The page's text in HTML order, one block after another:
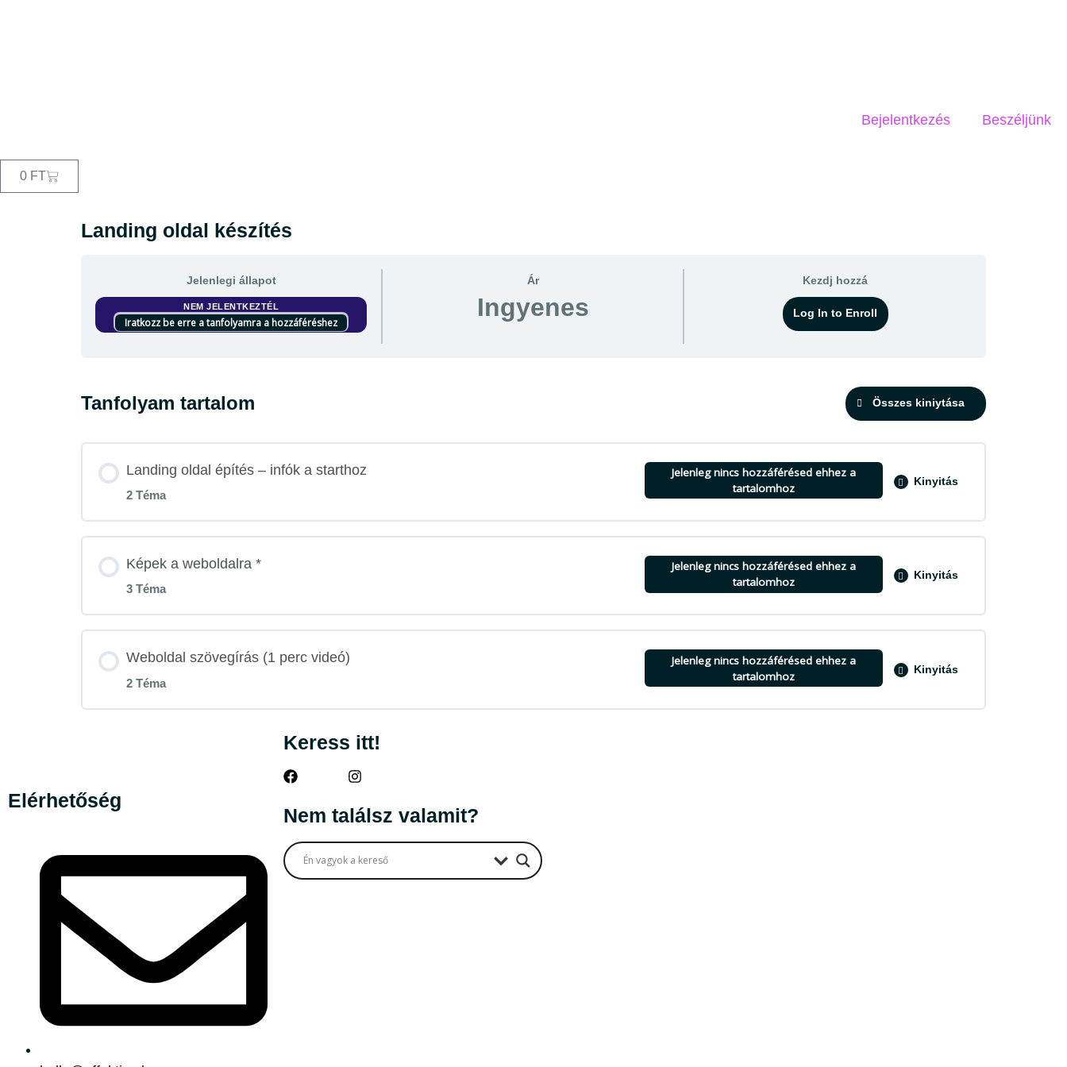
Bejelentkezés Beszéljünk
0 FT
Landing oldal készítés
Jelenlegi állapot
NEM JELENTKEZTÉL
Iratkozz be erre a tanfolyamra a hozzáféréshez
Ár
Ingyenes
Kezdj hozzá
Log In to Enroll
Tanfolyam tartalom Összes kiniytása
Landing oldal építés – infók a starthoz
2 Téma
Jelenleg nincs hozzáférésed ehhez a
tartalomhoz
Kinyitás
Kampányarculati kérdéssor
Képek a weboldalra *
3 Téma
Jelenleg nincs hozzáférésed ehhez a
tartalomhoz
Kinyitás
Képgyűjtés* (4 perc)
Weboldal szövegírás (1 perc videó)
2 Téma
Jelenleg nincs hozzáférésed ehhez a
tartalomhoz
Kinyitás
A szöveged újra átnézése (~30 perc)
Elérhetőség
Keress itt!
Nem találsz valamit?